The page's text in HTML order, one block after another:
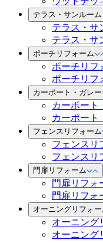
テラス・サンルー
テラス・サ
テラス・サ
ポーチリフォーム
ポーチリフ
ポーチリフ
カーポート・ガレ
カーポート
カーポート
フェンスリフォーム
フェンスリ
フェンスリ
門扉リフォーム
門扉リフォ
門扉リフォ
オーニングリフォー
オーニング
オーニング